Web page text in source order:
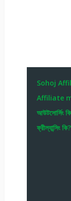
Sohoj
Affiliate
আউটসোর্সিং
ফ্রীল্যান্সিং কি?